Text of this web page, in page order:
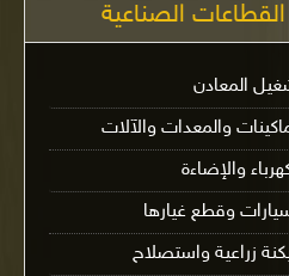
القطاعات الصناعية
المعادن
والمعدات والآلات
والإضاءة
وقطع غيارها
زراعية واستصلاح